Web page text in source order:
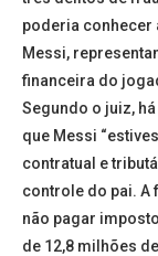
poderia conhecer
Messi,
financeira do
Segundo o juiz,
que Messi
contratual e
controle do pai. A
não pagar
de 12,8 milhões